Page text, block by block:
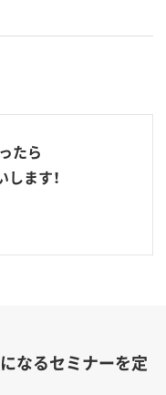
たら
ます！
なるセミナーを定